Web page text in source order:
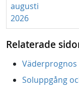
augusti
2026
Relaterade
Soluppgång